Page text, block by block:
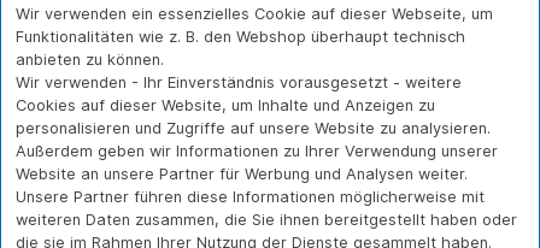
Entscheider
Für IT-Leiter
Für Privatkunden
Erfolgsgeschichte
n
Branchen
IT-Security
IT-Infrastruktur
Softwarelösungen
WLAN-Lösungen
Service
Reparatur
Versand- und
Zahlarten
Rücksendung und
Widerruf
Über CAB
Karriere
Kontakt
IMPRESSUM
DATENSCHUTZ
Wir verwenden ein essenzielles Cookie auf dieser Webseite, um
Funktionalitäten wie z. B. den Webshop überhaupt technisch
anbieten zu können.
Wir verwenden - Ihr Einverständnis vorausgesetzt - weitere
Cookies auf dieser Website, um Inhalte und Anzeigen zu
personalisieren und Zugriffe auf unsere Website zu analysieren.
Außerdem geben wir Informationen zu Ihrer Verwendung unserer
Website an unsere Partner für Werbung und Analysen weiter.
Unsere Partner führen diese Informationen möglicherweise mit
weiteren Daten zusammen, die Sie ihnen bereitgestellt haben oder
die sie im Rahmen Ihrer Nutzung der Dienste gesammelt haben.